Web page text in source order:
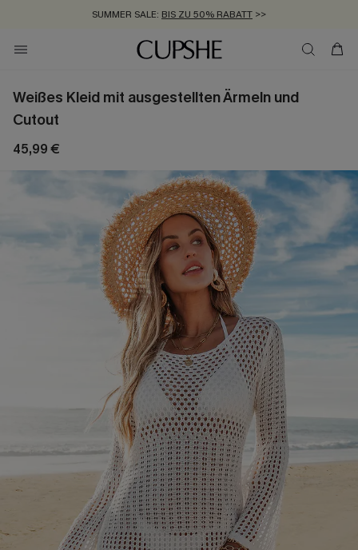
ZUM NEWSLETTER:BIS ZU -20% EXTRA ERHALTEN
KOSTENLOSER VERSAND AB 89 €
Weißes Kleid mit ausgestellten Ärmeln und
Cutout
45,99 €